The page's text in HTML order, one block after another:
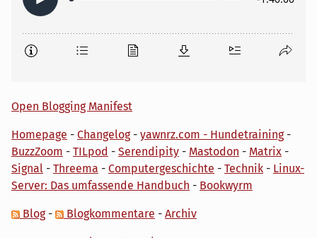
Open Blogging Manifest
Homepage - Changelog- yawnrz.com - Hundetraining-
BuzzZoom - TILpod - Serendipity - Mastodon - Matrix -
Signal - Threema - Computergeschichte - Technik - Linux-
Server: Das umfassende Handbuch - Bookwyrm
Blog- Blogkommentare - Archiv